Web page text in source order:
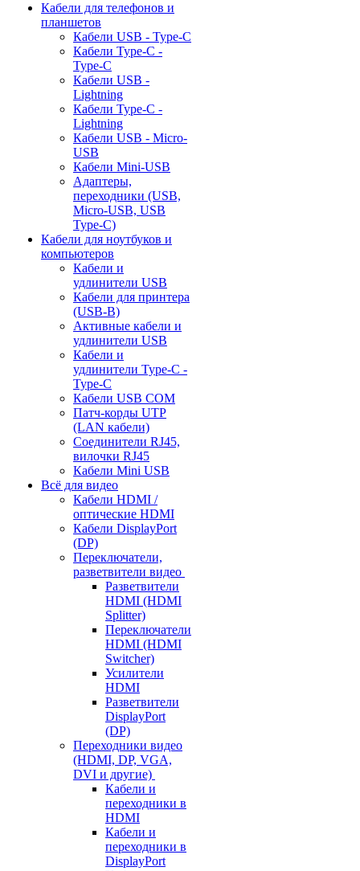
Кабели для телефонов и
планшетов
Кабели USB - Type-C
Кабели Type-C -
Type-C
Кабели USB -
Lightning
Кабели Type-C -
Lightning
Кабели USB - Micro-
USB
Кабели Mini-USB
Адаптеры,
переходники (USB,
Micro-USB, USB
Type-C)
Кабели для ноутбуков и
компьютеров
Кабели и
удлинители USB
Кабели для принтера
(USB-B)
Активные кабели и
удлинители USB
Кабели и
удлинители Type-C -
Type-C
Кабели USB COM
Патч-корды UTP
(LAN кабели)
Соединители RJ45,
вилочки RJ45
Кабели Mini USB
Всё для видео
Кабели HDMI /
оптические HDMI
Кабели DisplayPort
(DP)
Переключатели,
разветвители видео
Разветвители
HDMI (HDMI
Splitter)
Переключатели
HDMI (HDMI
Switcher)
Усилители
HDMI
Разветвители
DisplayPort
(DP)
Переходники видео
(HDMI, DP, VGA,
DVI и другие)
Кабели и
переходники в
HDMI
Кабели и
переходники в
DisplayPort